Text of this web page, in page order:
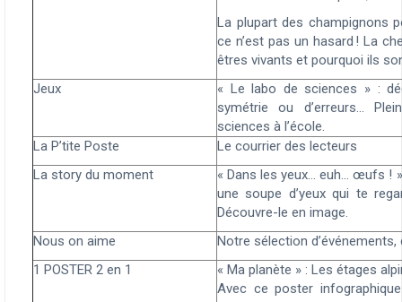
La plupart des champignons
ce n’est pas un hasard ! La
êtres vivants et pourquoi ils
Jeux
« Le labo de sciences » :
symétrie ou d’erreurs…
sciences à l’école.
La P’tite Poste
Le courrier des lecteurs
La story du moment
«Dans les yeux… euh… œufs !
une soupe d’yeux qui te
Découvre-le en image.
Nous on aime
Notre sélection d’événements,
1 POSTER 2 en 1
« Ma planète » : Les étages
Avec ce poster